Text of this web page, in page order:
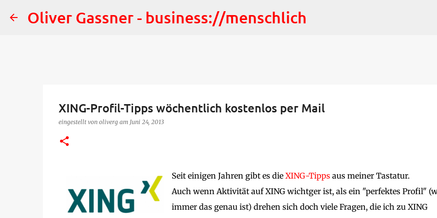
Direkt zum Hauptbereich
Oliver Gassner - business://menschlich
XING-Profil-Tipps wöchentlich kostenlos per Mail
eingestellt von oliverg am Juni 24, 2013
Seit einigen Jahren gibt es die XING-Tippsaus meiner Tastatur.
Auch wenn Aktivität auf XING wichtger ist, als ein "perfektes Profil"
immer das genau ist) drehen sich doch viele Fragen, die ich zu XING